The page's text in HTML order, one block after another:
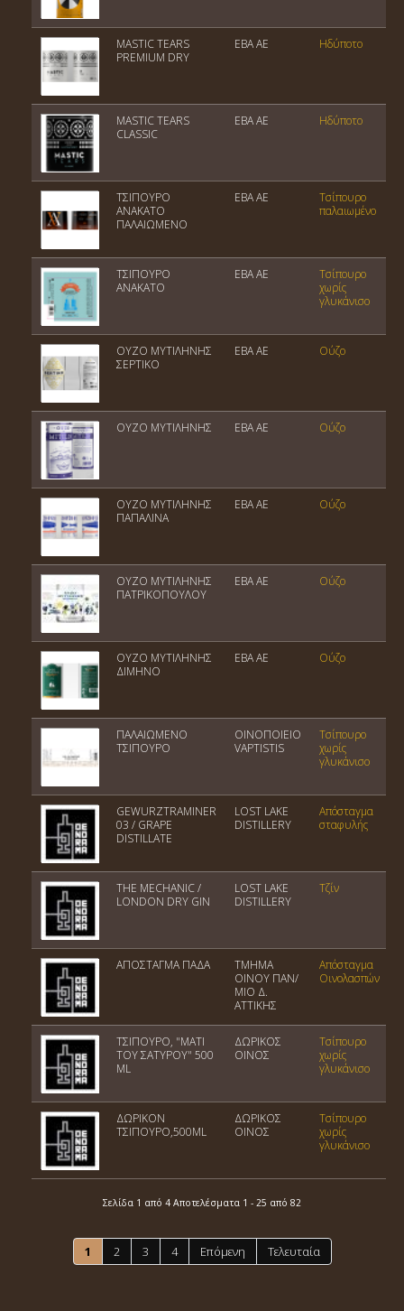
MASTIC TEARS
PREMIUM DRY
ΕΒΑ ΑΕ Ηδύποτο
MASTIC TEARS
CLASSIC
ΕΒΑ ΑΕ Ηδύποτο
ΤΣΙΠΟΥΡΟ
ΑΝΑΚΑΤΟ
ΠΑΛΑΙΩΜΕΝΟ
ΕΒΑ ΑΕ
Tσίπουρο
παλαιωμένο
ΤΣΙΠΟΥΡΟ
ΑΝΑΚΑΤΟ
ΕΒΑ ΑΕ
Τσίπουρο
χωρίς
γλυκάνισο
ΟΥΖΟ ΜΥΤΙΛΗΝΗΣ
ΣΕΡΤΙΚΟ
ΕΒΑ ΑΕ Ούζο
ΟΥΖΟ ΜΥΤΙΛΗΝΗΣ ΕΒΑ ΑΕ Ούζο
ΟΥΖΟ ΜΥΤΙΛΗΝΗΣ
ΠΑΠΑΛΙΝΑ
ΕΒΑ ΑΕ Ούζο
ΟΥΖΟ ΜΥΤΙΛΗΝΗΣ
ΠΑΤΡΙΚΟΠΟΥΛΟΥ
ΕΒΑ ΑΕ Ούζο
ΟΥΖΟ ΜΥΤΙΛΗΝΗΣ
ΔΙΜΗΝΟ
ΕΒΑ ΑΕ Ούζο
ΠΑΛΑΙΩΜΕΝΟ
ΤΣΙΠΟΥΡΟ
ΟΙΝΟΠΟΙΕΙΟ
VAPTISTIS
Τσίπουρο
χωρίς
γλυκάνισο
GEWURZTRAMINER
03 / GRAPE
DISTILLATE
LOST LAKE
DISTILLERY
Απόσταγμα
σταφυλής
THE MECHANIC /
LONDON DRY GIN
LOST LAKE
DISTILLERY
Τζίν
ΑΠΟΣΤΑΓΜΑ ΠΑΔΑ
TMHMA
OINOY ΠΑΝ/
ΜΙΟ Δ.
ΑΤΤΙΚΗΣ
Απόσταγμα
Οινολασπών
ΤΣΙΠΟΥΡΟ, "ΜΑΤΙ
ΤΟΥ ΣΑΤΥΡΟΥ" 500
ML
ΔΩΡΙΚΟΣ
ΟΙΝΟΣ
Τσίπουρο
χωρίς
γλυκάνισο
ΔΩΡΙΚΟΝ
ΤΣΙΠΟΥΡΟ,500ML
ΔΩΡΙΚΟΣ
ΟΙΝΟΣ
Τσίπουρο
χωρίς
γλυκάνισο
Σελίδα 1 από 4 Αποτελέσματα 1 - 25 από 82
1 2 3 4 Επόμενη Τελευταία